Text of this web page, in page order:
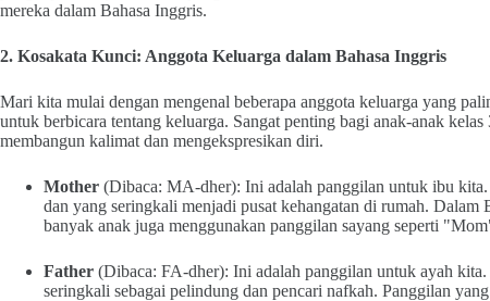
mereka dalam Bahasa Inggris.
2. Kosakata Kunci: Anggota Keluarga dalam Bahasa Inggris
Mari kita mulai dengan mengenal beberapa anggota keluarga yang
untuk berbicara tentang keluarga. Sangat penting bagi anak-anak
membangun kalimat dan mengekspresikan diri.
Mother (Dibaca: MA-dher): Ini adalah panggilan untuk ibu
dan yang seringkali menjadi pusat kehangatan di rumah.
banyak anak juga menggunakan panggilan sayang seperti
Father (Dibaca: FA-dher): Ini adalah panggilan untuk ayah
seringkali sebagai pelindung dan pencari nafkah. Panggilan